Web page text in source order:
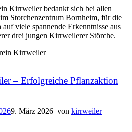
Kirrweiler bedankt sich bei allen
Storchenzentrum Bornheim, für die
viele spannende Erkenntnisse aus
drei jungen Kirrweilerer Störche.
Kirrweiler
– Erfolgreiche Pflanzaktion
9. März 2026 von kirrweiler